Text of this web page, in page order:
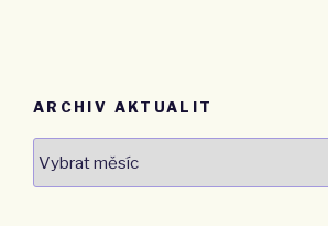
ARCHIV AKTUALIT
aktualit